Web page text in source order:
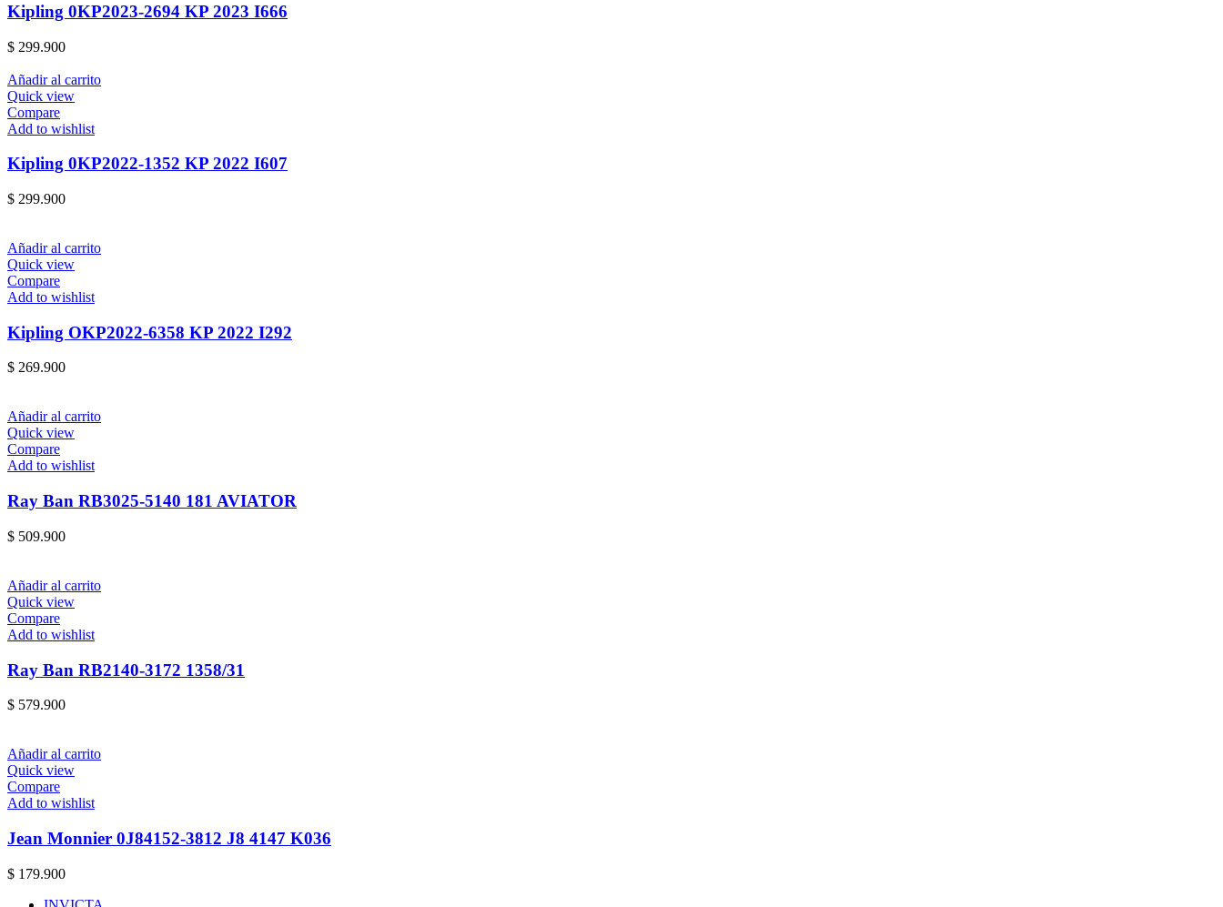
Kipling 0KP2023-2694 KP 2023 I666
$ 299.900
Añadir al carrito
Quick view
Compare
Add to wishlist
Kipling 0KP2022-1352 KP 2022 I607
$ 299.900
Añadir al carrito
Quick view
Compare
Add to wishlist
Kipling OKP2022-6358 KP 2022 I292
$ 269.900
Añadir al carrito
Quick view
Compare
Add to wishlist
Ray Ban RB3025-5140 181 AVIATOR
$ 509.900
Añadir al carrito
Quick view
Compare
Add to wishlist
Ray Ban RB2140-3172 1358/31
$ 579.900
Añadir al carrito
Quick view
Compare
Add to wishlist
Jean Monnier 0J84152-3812 J8 4147 K036
$ 179.900